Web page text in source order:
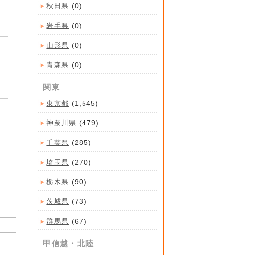
秋田県 (0)
岩手県 (0)
山形県 (0)
青森県 (0)
関東
東京都 (1,545)
神奈川県 (479)
千葉県 (285)
埼玉県 (270)
栃木県 (90)
茨城県 (73)
群馬県 (67)
甲信越・北陸